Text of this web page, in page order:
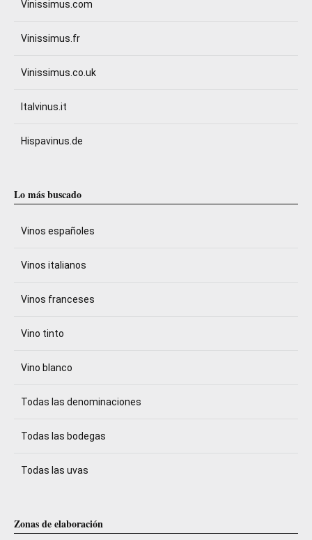
Vinissimus.com
Vinissimus.fr
Vinissimus.co.uk
Italvinus.it
Hispavinus.de
Lo más buscado
Vinos españoles
Vinos italianos
Vinos franceses
Vino tinto
Vino blanco
Todas las denominaciones
Todas las bodegas
Todas las uvas
Zonas de elaboración